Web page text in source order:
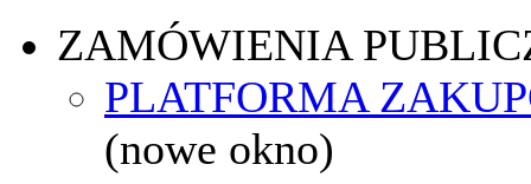
ZAMÓWIENIA
PLATFORMA
(nowe okno)